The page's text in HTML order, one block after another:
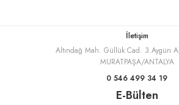
Gönder
İletişim
Altındağ Mah. Güllük Cad. 3.Aygün
MURATPAŞA/ANTALYA
0 546 499 34 19
E-Bülten